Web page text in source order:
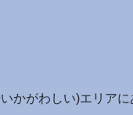
かがわしい)エリアに